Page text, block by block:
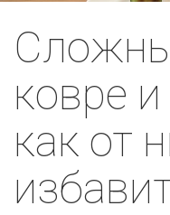
ковре
как от